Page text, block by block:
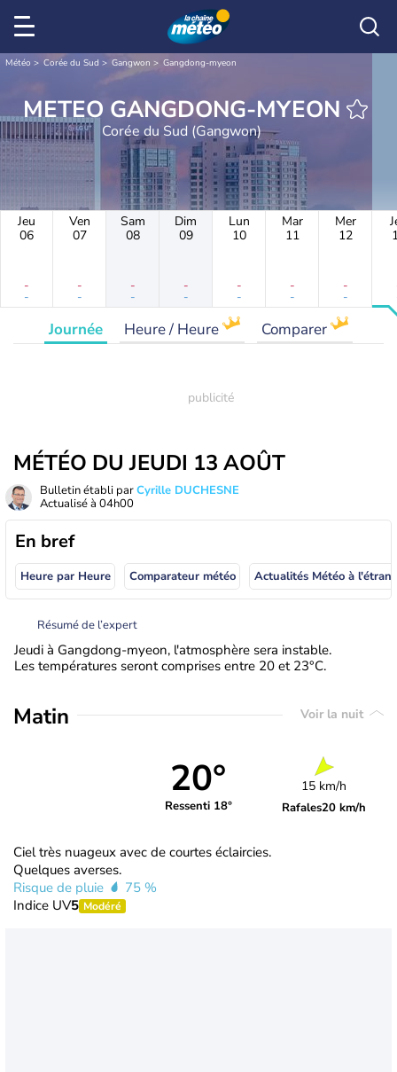
Météo Corée du Sud Gangwon Gangdong-myeon
METEO GANGDONG-MYEON
Corée du Sud (Gangwon)
Jeu
06
-
-
Ven
07
-
-
Sam
08
-
-
Dim
09
-
-
Lun
10
-
-
Mar
11
-
-
Mer
12
-
-
Journée Heure / Heure Comparer
MÉTÉO DU JEUDI 13 AOÛT
Bulletin établi parCyrille DUCHESNE
Actualisé à 04h00
En bref
Heure par Heure Comparateur météo
Résumé de l’expert
Jeudi à Gangdong-myeon, l'atmosphère sera instable.
Les températures seront comprises entre 20 et 23°C.
Matin Voir la nuit
20°
Ressenti 18°
15 km/h
Rafales20 km/h
Ciel très nuageux avec de courtes éclaircies.
Quelques averses.
Risque de pluie
75 %
Indice UV5 Modéré